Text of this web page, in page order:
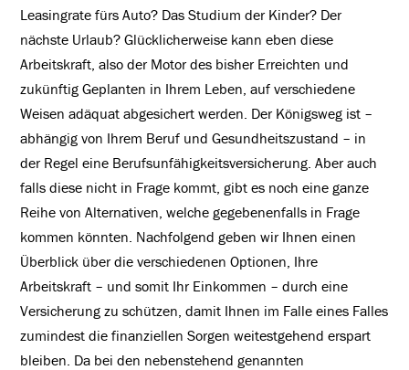
Leasingrate fürs Auto? Das Studium der Kinder? Der
nächste Urlaub? Glücklicherweise kann eben diese
Arbeitskraft, also der Motor des bisher Erreichten und
zukünftig Geplanten in Ihrem Leben, auf verschiedene
Weisen adäquat abgesichert werden. Der Königsweg ist –
abhängig von Ihrem Beruf und Gesundheitszustand – in
der Regel eine Berufsunfähigkeitsversicherung. Aber auch
falls diese nicht in Frage kommt, gibt es noch eine ganze
Reihe von Alternativen, welche gegebenenfalls in Frage
kommen könnten. Nachfolgend geben wir Ihnen einen
Überblick über die verschiedenen Optionen, Ihre
Arbeitskraft – und somit Ihr Einkommen – durch eine
Versicherung zu schützen, damit Ihnen im Falle eines Falles
zumindest die finanziellen Sorgen weitestgehend erspart
bleiben. Da bei den nebenstehend genannten